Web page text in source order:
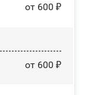
от 600 ₽
от 600 ₽